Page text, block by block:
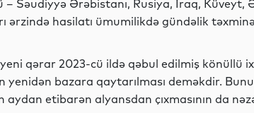
– Səudiyyə Ərəbistanı, Rusiya, İraq, Küveyt,
ərzində hasilatı ümumilikdə gündəlik
qərar 2023-cü ildə qəbul edilmiş könüllü
yenidən bazara qaytarılması deməkdir.
etibarən alyansdan çıxmasının da